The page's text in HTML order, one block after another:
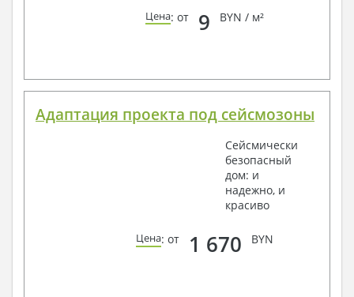
Цена: от 9 BYN / м²
Адаптация проекта под сейсмозоны
Сейсмически
безопасный
дом: и
надежно, и
красиво
Цена: от 1 670 BYN